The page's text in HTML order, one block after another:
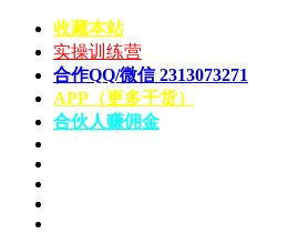
收藏本站
实操训练营
合作QQ/微信 2313073271
APP（更多干货）
合伙人赚佣金